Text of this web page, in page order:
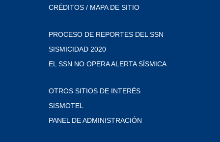
CRÉDITOS / MAPA DE SITIO
PROCESO DE REPORTES DEL SSN
SISMICIDAD 2020
EL SSN NO OPERA ALERTA SÍSMICA
OTROS SITIOS DE INTERÉS
SISMOTEL
PANEL DE ADMINISTRACIÓN